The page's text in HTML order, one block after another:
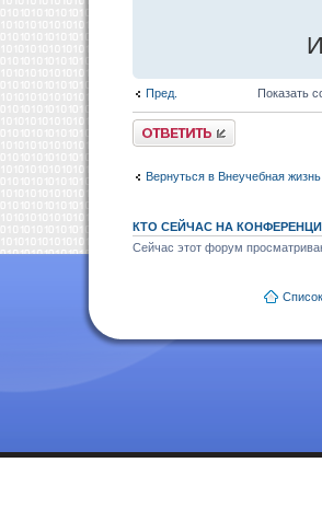
Пред. Показать
Ответить
Вернуться в Внеучебная
КТО СЕЙЧАС НА
Сейчас этот форум